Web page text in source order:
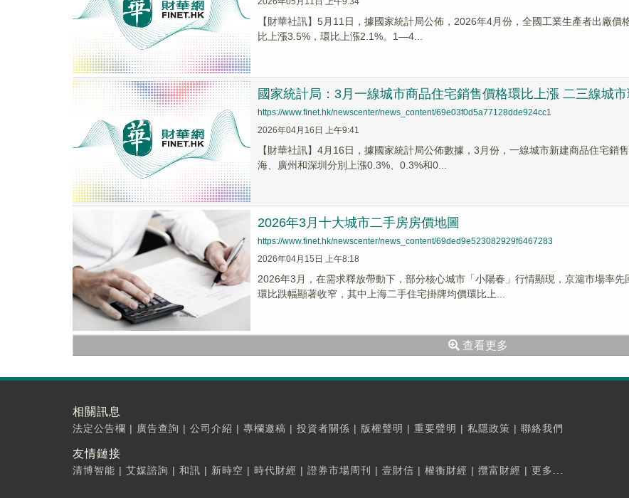
【財華社訊】5月11日，據國家統計局公佈，2026年4月份，全國工業生產者出廠
比上漲3.5%，環比上漲2.1%。1—4...
國家統計局：3月一線城市商品住宅銷售價格環比上漲 二三線城
https://www.finet.hk/newscenter/news_content/69e03f0d5a77128dde924cc1
2026年04月16日 上午9:41
【財華社訊】4月16日，據國家統計局公佈數據，3月份，一線城市新建商品住宅銷
海、廣州和深圳分別上漲0.3%、0.3%和0...
2026年3月十大城市二手房房價地圖
https://www.finet.hk/newscenter/news_content/69ded9e523082929f6467283
2026年04月15日 上午8:18
2026年3月，在需求釋放帶動下，部分核心城市「小陽春」行情顯現，京滬市場率
環比跌幅顯著收窄，其中上海二手住宅掛牌均價環比上...
查看更多
相關訊息
法定公告欄 | 廣告查詢 | 公司介紹 | 專欄邀稿 | 投資者關係 | 版權聲明 | 重要聲明 | 私隱政策 | 聯絡我們
友情鏈接
清博智能 | 艾媒諮詢 | 和訊 | 新時空 | 時代財經 | 證券市場周刊 | 壹財信 | 權衡財經 | 攬富財經 | 更多...